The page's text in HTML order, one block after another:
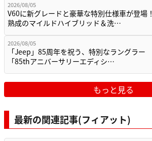
2026/08/05
V60に新グレードと豪華な特別仕様車が登場！
熟成のマイルドハイブリッド＆洗…
2026/08/05
「Jeep」85周年を祝う、特別なラングラー
「85thアニバーサリーエディシ…
もっと見る
最新の関連記事(フィアット)